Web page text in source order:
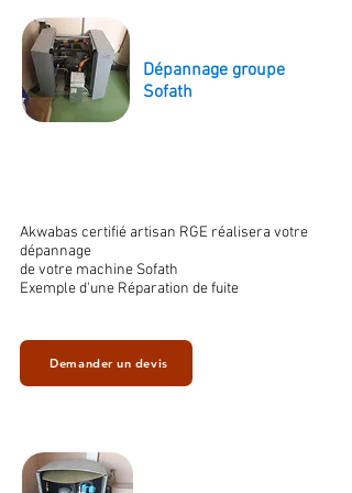
Dépannage groupe
Sofath
Akwabas certifié artisan RGE réalisera votre
dépannage
de votre machine Sofath
Exemple d'une Réparation de fuite
Demander un devis